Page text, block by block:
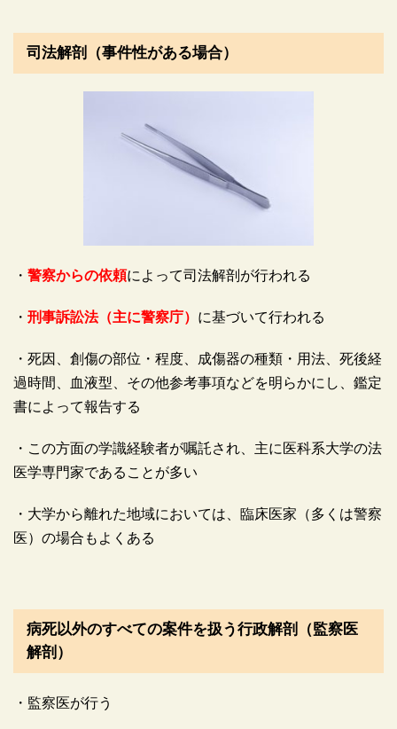
司法解剖（事件性がある場合）
・ 警察からの依頼によって司法解剖が行われる
・ 刑事訴訟法（主に警察庁） に基づいて行われる
・死因、創傷の部位・程度、成傷器の種類・用法、死後経
過時間、血液型、その他参考事項などを明らかにし、鑑定
書によって報告する
・この方面の学識経験者が嘱託され、主に医科系大学の法
医学専門家であることが多い
・大学から離れた地域においては、臨床医家（多くは警察
医）の場合もよくある
病死以外のすべての案件を扱う行政解剖（監察医
解剖）
・監察医が行う